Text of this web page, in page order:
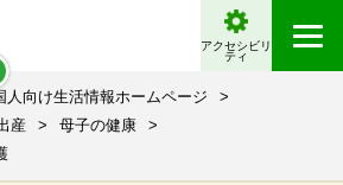
アクセシビリ
ティ
人向け生活情報ホームページ
>
産 > 母子の健康
>